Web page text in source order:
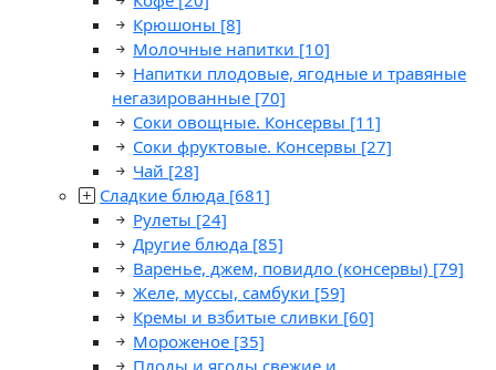
Крюшоны [8]
Молочные напитки [10]
Напитки плодовые, ягодные и травяные
негазированные [70]
Соки овощные. Консервы [11]
Соки фруктовые. Консервы [27]
Чай [28]
Сладкие блюда [681]
Рулеты [24]
Другие блюда [85]
Варенье, джем, повидло (консервы) [79]
Желе, муссы, самбуки [59]
Кремы и взбитые сливки [60]
Мороженое [35]